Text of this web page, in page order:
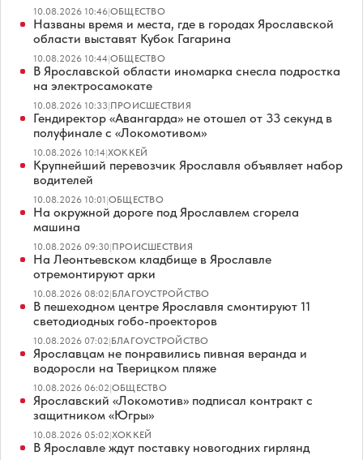
10.08.2026 10:46|ОБЩЕСТВО
Названы время и места, где в городах Ярославской
области выставят Кубок Гагарина
10.08.2026 10:44|ОБЩЕСТВО
В Ярославской области иномарка снесла подростка
на электросамокате
10.08.2026 10:33|ПРОИСШЕСТВИЯ
Гендиректор «Авангарда» не отошел от 33 секунд в
полуфинале с «Локомотивом»
10.08.2026 10:14|ХОККЕЙ
Крупнейший перевозчик Ярославля объявляет набор
водителей
10.08.2026 10:01|ОБЩЕСТВО
На окружной дороге под Ярославлем сгорела
машина
10.08.2026 09:30|ПРОИСШЕСТВИЯ
На Леонтьевском кладбище в Ярославле
отремонтируют арки
10.08.2026 08:02|БЛАГОУСТРОЙСТВО
В пешеходном центре Ярославля смонтируют 11
светодиодных гобо-проекторов
10.08.2026 07:02|БЛАГОУСТРОЙСТВО
Ярославцам не понравились пивная веранда и
водоросли на Тверицком пляже
10.08.2026 06:02|ОБЩЕСТВО
Ярославский «Локомотив» подписал контракт с
защитником «Югры»
10.08.2026 05:02|ХОККЕЙ
В Ярославле ждут поставку новогодних гирлянд